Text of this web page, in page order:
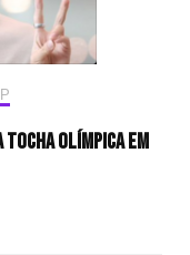
tocha olímpica em